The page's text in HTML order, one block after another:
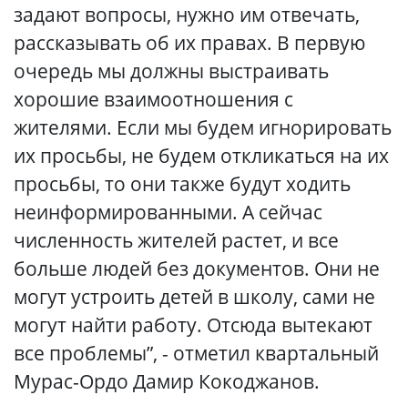
задают вопросы, нужно им отвечать,
рассказывать об их правах. В первую
очередь мы должны выстраивать
хорошие взаимоотношения с
жителями. Если мы будем игнорировать
их просьбы, не будем откликаться на их
просьбы, то они также будут ходить
неинформированными. А сейчас
численность жителей растет, и все
больше людей без документов. Они не
могут устроить детей в школу, сами не
могут найти работу. Отсюда вытекают
все проблемы”, - отметил квартальный
Мурас-Ордо Дамир Кокоджанов.